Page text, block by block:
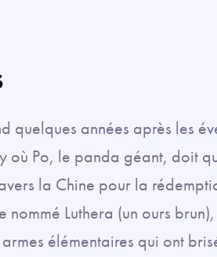
quelques années après les
où Po, le panda géant, doit
la Chine pour la
nommé Luthera (un ours
élémentaires qui ont